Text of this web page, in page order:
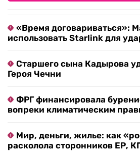
«Время договариваться»:
использовать Starlink для
Старшего сына Кадырова
Героя Чечни
ФРГ финансировала
вопреки климатическим
Мир, деньги, жилье: как
расколола сторонников ЕР,